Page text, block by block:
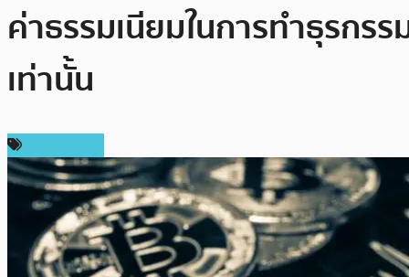
ค่าธรรมเนียมในการทำธุรกร
เท่านั้น